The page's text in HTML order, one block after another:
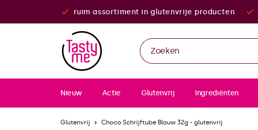
ruim assortiment in glutenvrije producten
Nieuw Actie Glutenvrij Ingrediënten
Glutenvrij Choco Schrijftube Blauw 32g - glutenvrij